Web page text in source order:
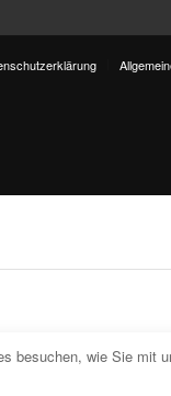
wie Sie mit